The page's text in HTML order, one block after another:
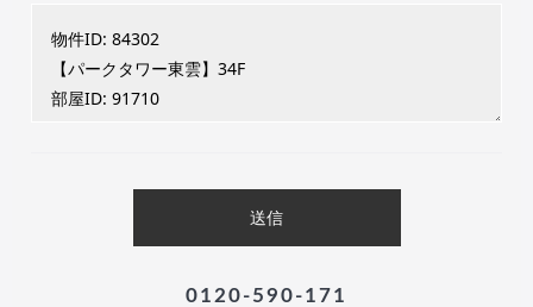
0120-590-171